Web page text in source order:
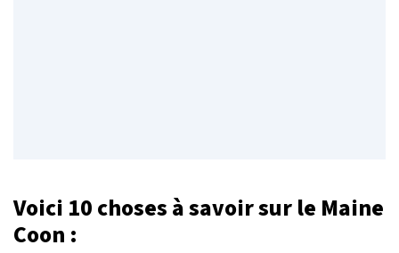
Voici 10 choses à savoir sur le Maine
Coon :